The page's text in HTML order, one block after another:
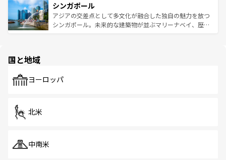
参照してほしい。
激する。気候は一年中温暖で、どの季節にも異なる楽しみ
が待っている。親しみやすいタイの人々、仏教を中心とし
た文化、そして多様な観光資源が、訪れる旅人を魅了し続
み、どこを訪れても感動するはず。観光スポットが密集し
ており、効率よく見どころを回れるのも魅力。息をのむよ
うな絶景から文化的な体験まで、香港を存分に楽しみ尽く
シンガポール
アジアの交差点として多文化が融合した独自の魅力を放つ
シンガポール。未来的な建築物が並ぶマリーナベイ、歴史
で、ホーカーズは地元の風情を楽しめる外せないスポット
国と地域
ヨーロッパ
北米
中南米